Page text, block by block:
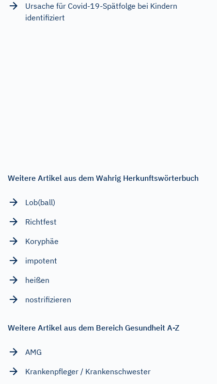
Ursache für Covid-19-Spätfolge bei Kindern
identifiziert
Weitere Artikel aus dem Wahrig Herkunftswörterbuch
Lob(ball)
Richtfest
Koryphäe
impotent
heißen
nostrifizieren
Weitere Artikel aus dem Bereich Gesundheit A-Z
AMG
Krankenpfleger / Krankenschwester